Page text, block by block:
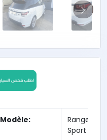
Modèle:
Range
Sport